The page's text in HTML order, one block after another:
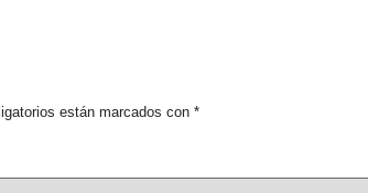
están marcados con *